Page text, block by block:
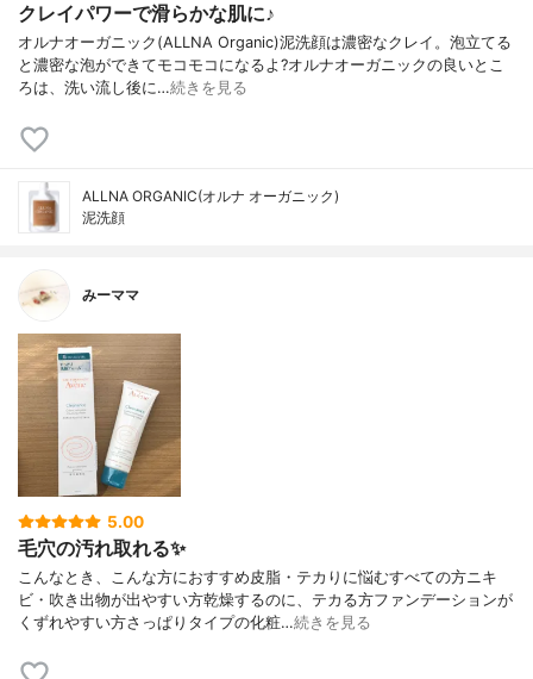
クレイパワーで滑らかな肌に♪
オルナオーガニック(ALLNA Organic)泥洗顔は濃密なクレイ。泡立てる
と濃密な泡ができてモコモコになるよ?オルナオーガニックの良いとこ
ろは、洗い流し後に…続きを見る
ALLNA ORGANIC(オルナ オーガニック)
泥洗顔
みーママ
5.00
毛穴の汚れ取れる✨
こんなとき、こんな方におすすめ皮脂・テカりに悩むすべての方ニキ
ビ・吹き出物が出やすい方乾燥するのに、テカる方ファンデーションが
くずれやすい方さっぱりタイプの化粧…続きを見る